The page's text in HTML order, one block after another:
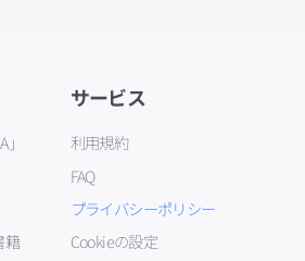
籍
サービス
利用規約
FAQ
プライバシーポリシー
Cookieの設定